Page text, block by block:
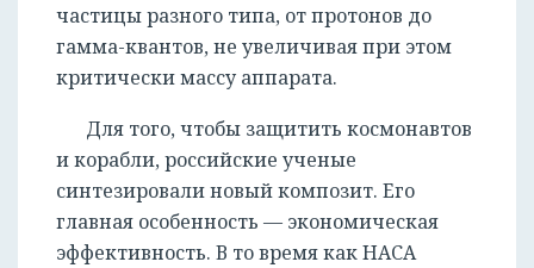
частицы разного типа, от протонов до
гамма-квантов, не увеличивая при этом
критически массу аппарата.
Для того, чтобы защитить космонавтов
и корабли, российские ученые
синтезировали новый композит. Его
главная особенность — экономическая
эффективность. В то время как НАСА